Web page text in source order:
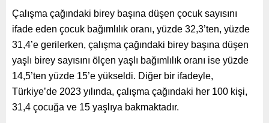
Çalışma çağındaki birey başına düşen çocuk sayısını
ifade eden çocuk bağımlılık oranı, yüzde 32,3’ten, yüzde
31,4’e gerilerken, çalışma çağındaki birey başına düşen
yaşlı birey sayısını ölçen yaşlı bağımlılık oranı ise yüzde
14,5’ten yüzde 15’e yükseldi. Diğer bir ifadeyle,
Türkiye’de 2023 yılında, çalışma çağındaki her 100 kişi,
31,4 çocuğa ve 15 yaşlıya bakmaktadır.